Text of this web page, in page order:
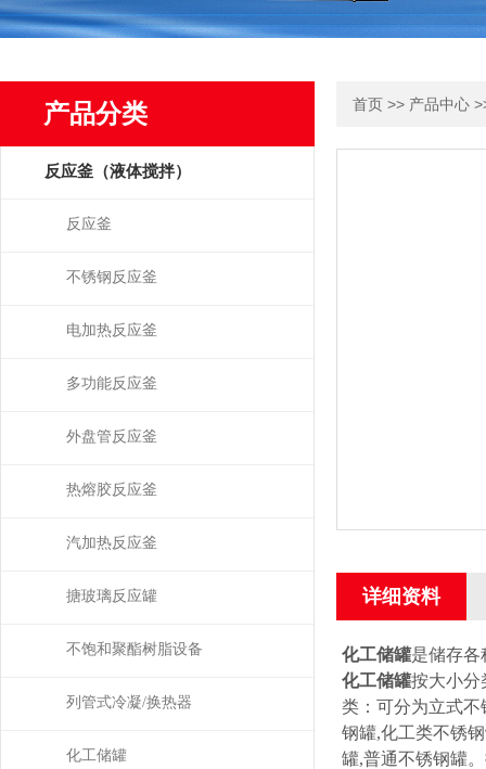
产品分类
反应釜（液体搅拌）
反应釜
不锈钢反应釜
电加热反应釜
多功能反应釜
外盘管反应釜
热熔胶反应釜
汽加热反应釜
搪玻璃反应罐
不饱和聚酯树脂设备
列管式冷凝/换热器
化工储罐
首页 >> 产品中心
详细资料
化工储罐是储存各
化工储罐按大小分
类：可分为立式
钢罐,化工类不锈
罐,普通不锈钢罐。